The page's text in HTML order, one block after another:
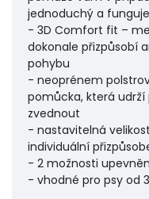
jednoduchý a
- 3D Comfort fit –
dokonale přizpůsobí
pohybu
- neoprénem
pomůcka, která udrží
zvednout
- nastavitelná
individuální
- 2 možnosti
- vhodné pro psy od